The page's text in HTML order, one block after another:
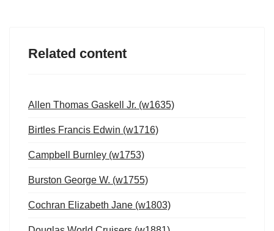
Related content
Allen Thomas Gaskell Jr. (w1635)
Birtles Francis Edwin (w1716)
Campbell Burnley (w1753)
Burston George W. (w1755)
Cochran Elizabeth Jane (w1803)